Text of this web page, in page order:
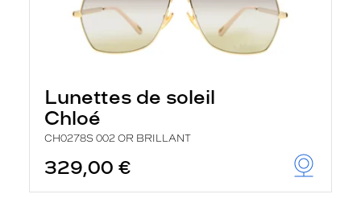
Lunettes de soleil
Chloé
CH0278S 002 OR BRILLANT
329,00 €